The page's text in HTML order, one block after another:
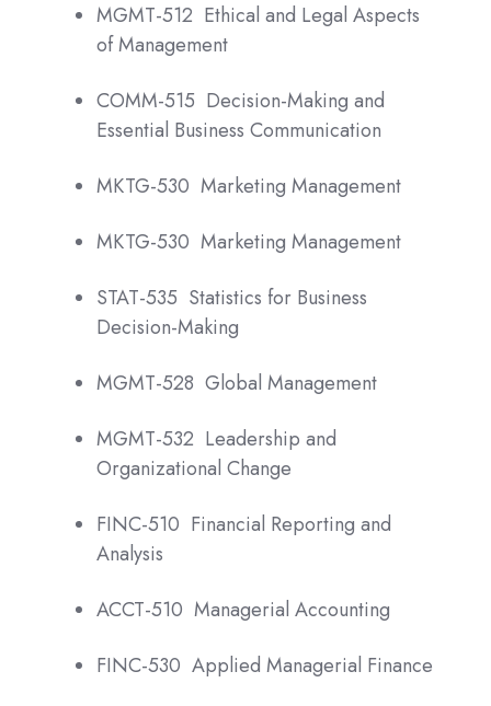
MGMT-512 Ethical and Legal Aspects
of Management
COMM-515 Decision-Making and
Essential Business Communication
MKTG-530 Marketing Management
MKTG-530 Marketing Management
STAT-535 Statistics for Business
Decision-Making
MGMT-528 Global Management
MGMT-532 Leadership and
Organizational Change
FINC-510 Financial Reporting and
Analysis
ACCT-510 Managerial Accounting
FINC-530 Applied Managerial Finance